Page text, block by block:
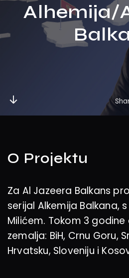
Alhemija/
O Projektu
Za Al Jazeera Balkans
serijal Alkemija Balkana,
Milićem. Tokom 3 godine
zemalja: BiH, Crnu Goru,
Hrvatsku, Sloveniju i